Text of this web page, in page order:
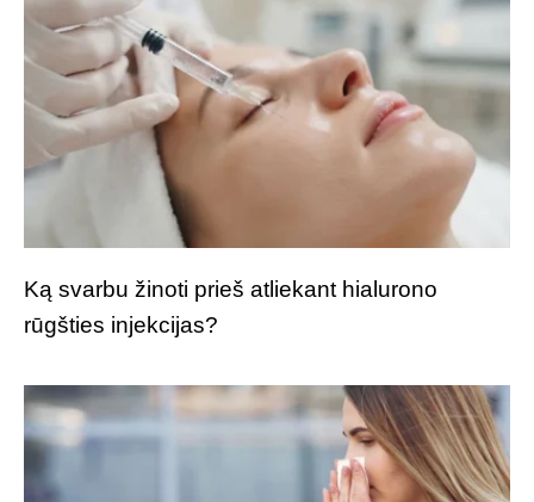
Ką svarbu žinoti prieš atliekant hialurono
rūgšties injekcijas?